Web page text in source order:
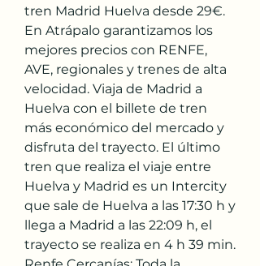
tren Madrid Huelva desde 29€.
En Atrápalo garantizamos los
mejores precios con RENFE,
AVE, regionales y trenes de alta
velocidad. Viaja de Madrid a
Huelva con el billete de tren
más económico del mercado y
disfruta del trayecto. El último
tren que realiza el viaje entre
Huelva y Madrid es un Intercity
que sale de Huelva a las 17:30 h y
llega a Madrid a las 22:09 h, el
trayecto se realiza en 4 h 39 min.